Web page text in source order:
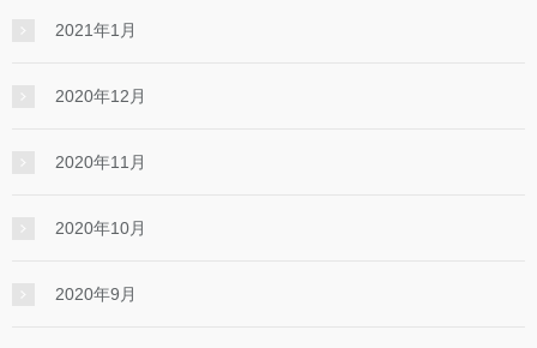
2021年1月
2020年12月
2020年11月
2020年10月
2020年9月